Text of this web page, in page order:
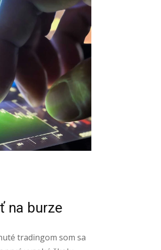
na burze
tradingom som sa